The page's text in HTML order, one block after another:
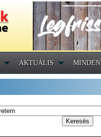
AKTUÁLIS